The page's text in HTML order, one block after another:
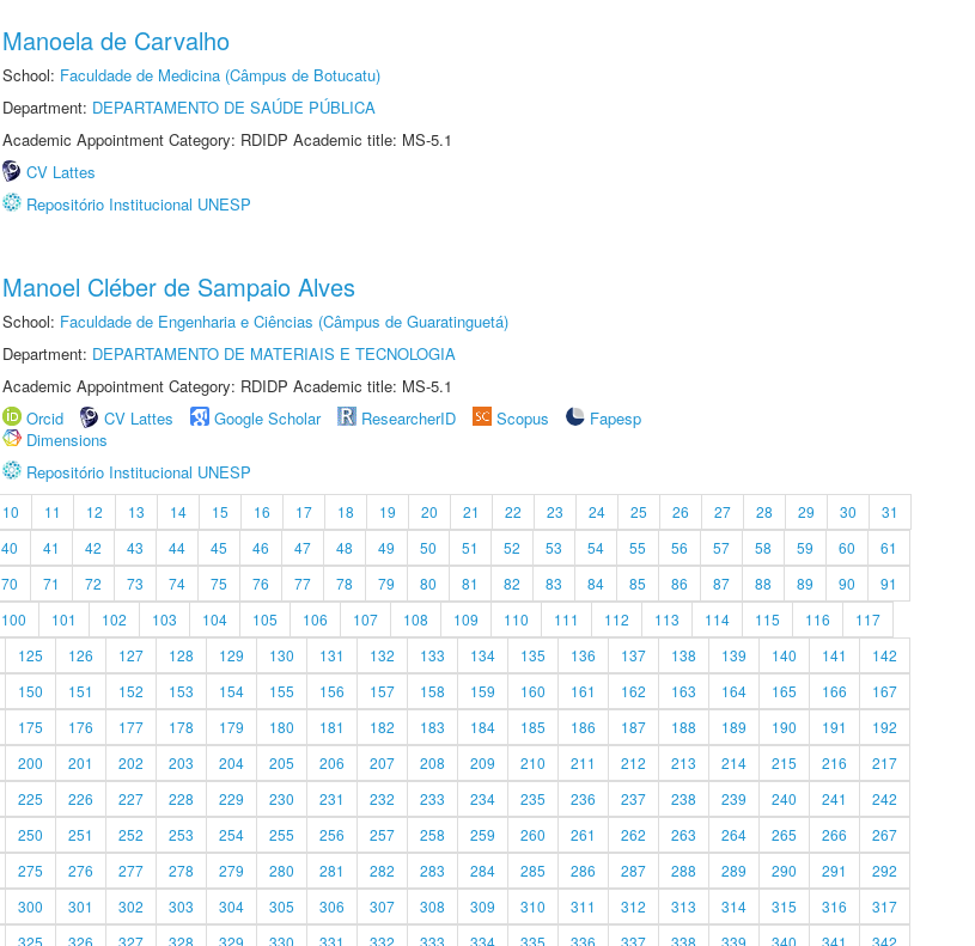
Manoela de Carvalho
School: Faculdade de Medicina (Câmpus de Botucatu)
Department: DEPARTAMENTO DE SAÚDE PÚBLICA
Academic Appointment Category: RDIDP Academic title: MS-5.1
CV Lattes
Repositório Institucional UNESP
Manoel Cléber de Sampaio Alves
School: Faculdade de Engenharia e Ciências (Câmpus de Guaratinguetá)
Department: DEPARTAMENTO DE MATERIAIS E TECNOLOGIA
Academic Appointment Category: RDIDP Academic title: MS-5.1
Orcid
CV Lattes Google Scholar ResearcherID Scopus
Fapesp
Dimensions
Repositório Institucional UNESP
10 11 12 13 14 15 16 17 18 19 20 21 22 23 24 25 26 27 28 29 30
31
40 41 42 43 44 45 46 47 48 49 50 51 52 53 54 55 56 57 58 59 60
61
70 71 72 73 74 75 76 77 78 79 80 81 82 83 84 85 86 87 88 89 90
91
100 101 102 103 104 105 106 107 108 109 110 111 112 113 114 115 116
117
125 126 127 128 129 130 131 132 133 134 135 136 137 138 139 140 141
142
150 151 152 153 154 155 156 157 158 159 160 161 162 163 164 165 166
167
175 176 177 178 179 180 181 182 183 184 185 186 187 188 189 190 191
192
200 201 202 203 204 205 206 207 208 209 210 211 212 213 214 215 216
217
225 226 227 228 229 230 231 232 233 234 235 236 237 238 239 240 241
242
250 251 252 253 254 255 256 257 258 259 260 261 262 263 264 265 266
267
275 276 277 278 279 280 281 282 283 284 285 286 287 288 289 290 291
292
300 301 302 303 304 305 306 307 308 309 310 311 312 313 314 315 316
317
325 326 327 328 329 330 331 332 333 334 335 336 337 338 339 340 341 342